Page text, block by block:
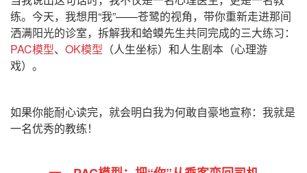
练。今天，我想用“我”——苍鹭的视角，带你重新走进那间
洒满阳光的诊室，拆解我和蛤蟆先生共同完成的三大练习：
PAC模型、 OK模型 （人生坐标）和人生剧本（心理游
戏）。
如果你能耐心读完，就会明白我为何敢自豪地宣称：我就是
一名优秀的教练！